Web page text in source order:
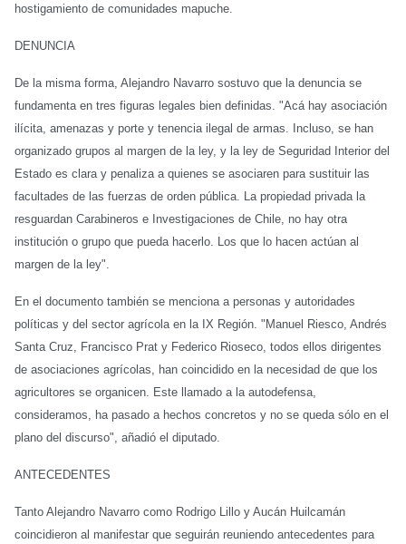
hostigamiento de comunidades mapuche.
DENUNCIA
De la misma forma, Alejandro Navarro sostuvo que la denuncia se
fundamenta en tres figuras legales bien definidas. "Acá hay asociación
ilícita, amenazas y porte y tenencia ilegal de armas. Incluso, se han
organizado grupos al margen de la ley, y la ley de Seguridad Interior del
Estado es clara y penaliza a quienes se asociaren para sustituir las
facultades de las fuerzas de orden pública. La propiedad privada la
resguardan Carabineros e Investigaciones de Chile, no hay otra
institución o grupo que pueda hacerlo. Los que lo hacen actúan al
margen de la ley".
En el documento también se menciona a personas y autoridades
políticas y del sector agrícola en la IX Región. "Manuel Riesco, Andrés
Santa Cruz, Francisco Prat y Federico Rioseco, todos ellos dirigentes
de asociaciones agrícolas, han coincidido en la necesidad de que los
agricultores se organicen. Este llamado a la autodefensa,
consideramos, ha pasado a hechos concretos y no se queda sólo en el
plano del discurso", añadió el diputado.
ANTECEDENTES
Tanto Alejandro Navarro como Rodrigo Lillo y Aucán Huilcamán
coincidieron al manifestar que seguirán reuniendo antecedentes para